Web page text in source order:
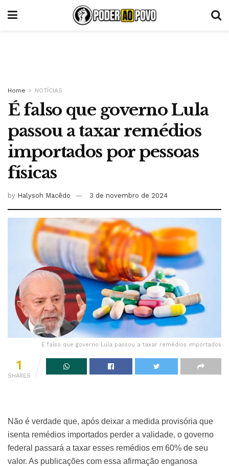
Home NOTÍCIAS
É falso que governo Lula
passou a taxar remédios
importados por pessoas
físicas
by Halysoh Macêdo 3 de novembro de 2024
É falso que governo Lula passou a taxar remédios importados
1
SHARES
Não é verdade que, após deixar a medida provisória que
isenta remédios importados perder a validade, o governo
federal passará a taxar esses remédios em 60% de seu
valor. As publicações com essa afirmação enganosa